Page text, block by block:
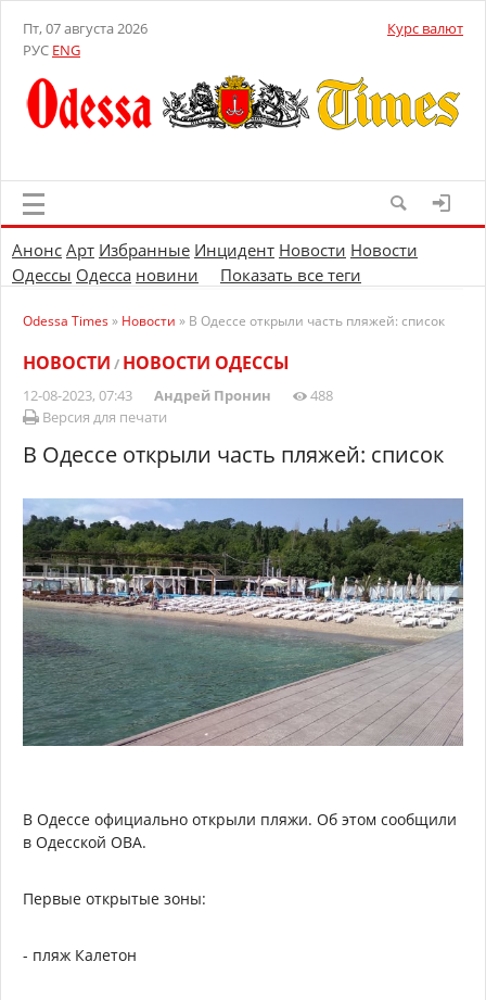
Пт, 07 августа 2026
РУС ENG
Курс валют
Анонс Арт Избранные Инцидент Новости Новости
Одессы Одесса новини Показать все теги
Odessa Times» Новости » В Одессе открыли часть пляжей: список
НОВОСТИ / НОВОСТИ ОДЕССЫ
12-08-2023, 07:43 Андрей Пронин
488
Версия для печати
В Одессе открыли часть пляжей: список
В Одессе официально открыли пляжи. Об этом сообщили
в Одесской ОВА.
Первые открытые зоны:
- пляж Калетон